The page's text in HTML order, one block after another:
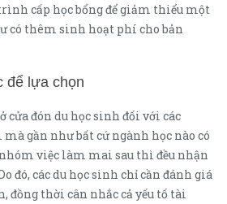
cấp học bổng để giảm thiểu một
có thêm sinh hoạt phí cho bản
để lựa chọn
cửa đón du học sinh đối với các
gần như bất cứ ngành học nào có
việc làm mai sau thì đều nhận
đó, các du học sinh chỉ cần đánh giá
đồng thời cân nhắc cả yếu tố tài